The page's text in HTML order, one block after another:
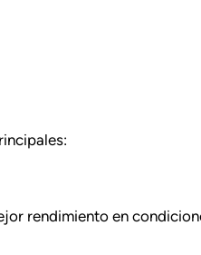
rendimiento en